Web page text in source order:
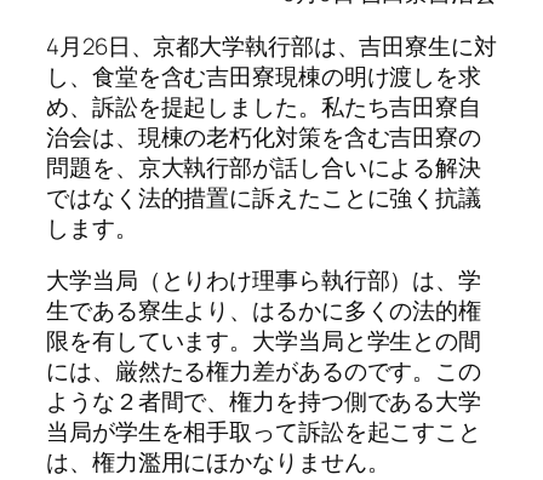
4月26日、京都大学執行部は、吉田寮生に対
し、食堂を含む吉田寮現棟の明け渡しを求
め、訴訟を提起しました。私たち吉田寮自
治会は、現棟の老朽化対策を含む吉田寮の
問題を、京大執行部が話し合いによる解決
ではなく法的措置に訴えたことに強く抗議
します。
大学当局（とりわけ理事ら執行部）は、学
生である寮生より、はるかに多くの法的権
限を有しています。大学当局と学生との間
には、厳然たる権力差があるのです。この
ような２者間で、権力を持つ側である大学
当局が学生を相手取って訴訟を起こすこと
は、権力濫用にほかなりません。